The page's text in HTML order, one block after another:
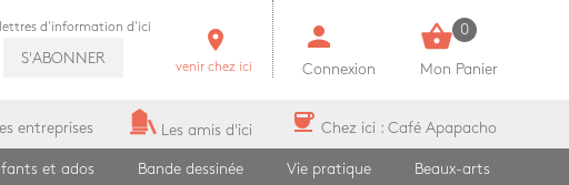
lettres d'information d'ici
S'ABONNER
room
venir chez ici
person
Connexion
shopping_basket 0
Mon Panier
entreprises Les amis d'ici coffee Chez ici : Café Apapacho
et ados Bande dessinée Vie pratique Beaux-arts